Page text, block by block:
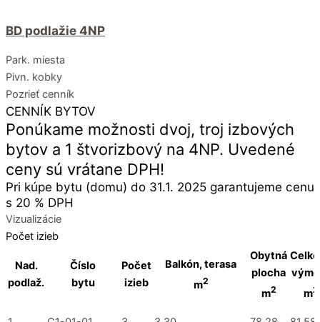
BD podlažie 4NP
Park. miesta
Pivn. kobky
Pozrieť cenník
CENNÍK BYTOV
Ponúkame možnosti dvoj, troj izbových
bytov a 1 štvorizbový na 4NP. Uvedené
ceny sú vrátane DPH!
Pri kúpe bytu (domu) do 31.1. 2025 garantujeme cenu
s 20 % DPH
Vizualizácie
Počet izieb
Nad.
podlaž.
Číslo
bytu
Počet
izieb
Balkón, terasa
m2
Obytná
plocha
m2
m2